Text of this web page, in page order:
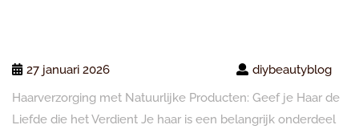
27 januari 2026
diybeautyblog
Haarverzorging met Natuurlijke Producten: Geef je Haar de
Liefde die het Verdient Je haar is een belangrijk onderdeel